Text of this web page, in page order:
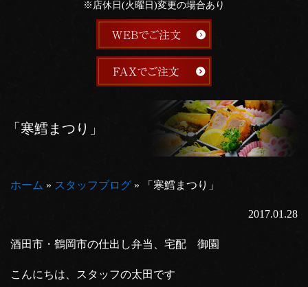
※店休日(火曜日)変更の場合あり
「寒鱈まつり」
ホーム » スタッフブログ » 「寒鱈まつり」
2017.01.28
酒田市・鶴岡市の仕出し弁当、宅配 御園
こんにちは、スタッフの太田です